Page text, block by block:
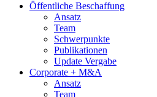
Öffentliche Beschaffung
Ansatz
Team
Schwerpunkte
Publikationen
Update Vergabe
Corporate + M&A
Ansatz
Team